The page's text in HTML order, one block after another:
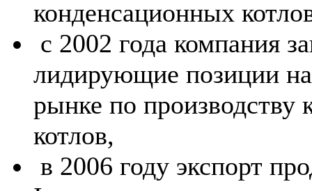
конденсационных
с 2002 года компания
лидирующие позиции
рынке по производству
котлов,
в 2006 году экспорт